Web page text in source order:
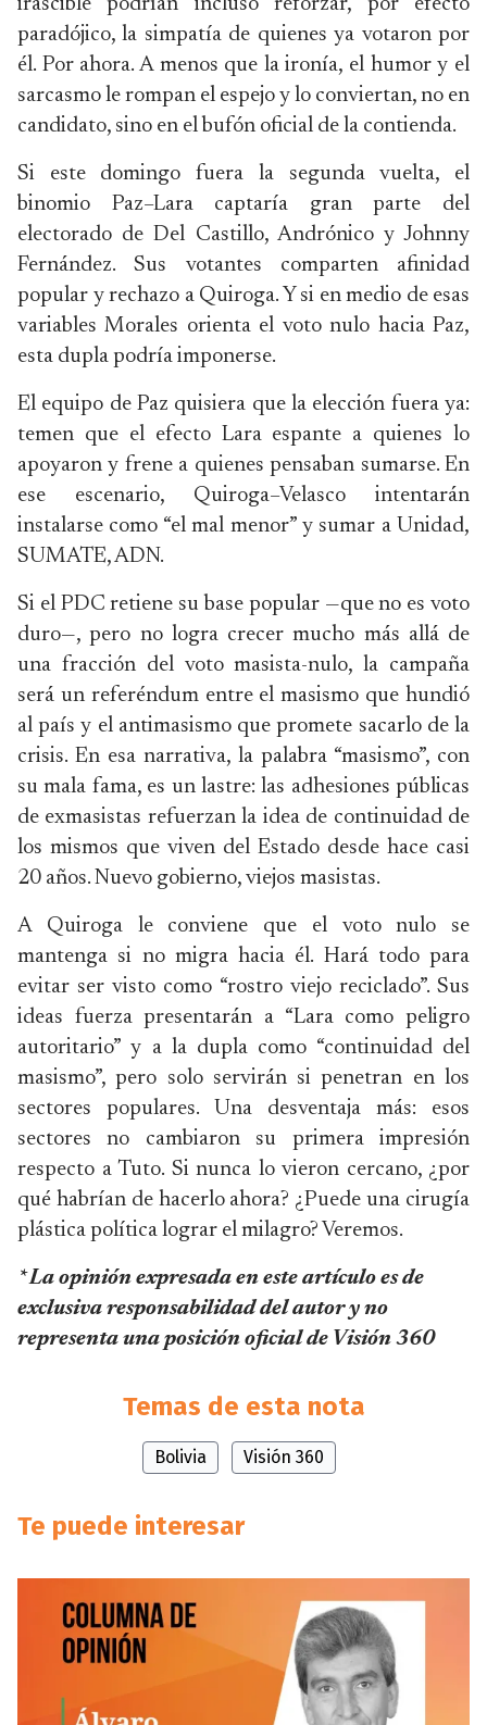
irascible podrían incluso reforzar, por efecto
paradójico, la simpatía de quienes ya votaron por
él. Por ahora. A menos que la ironía, el humor y el
sarcasmo le rompan el espejo y lo conviertan, no en
candidato, sino en el bufón oficial de la contienda.
Si este domingo fuera la segunda vuelta, el
binomio Paz–Lara captaría gran parte del
electorado de Del Castillo, Andrónico y Johnny
Fernández. Sus votantes comparten afinidad
popular y rechazo a Quiroga. Y si en medio de esas
variables Morales orienta el voto nulo hacia Paz,
esta dupla podría imponerse.
El equipo de Paz quisiera que la elección fuera ya:
temen que el efecto Lara espante a quienes lo
apoyaron y frene a quienes pensaban sumarse. En
ese escenario, Quiroga–Velasco intentarán
instalarse como “el mal menor” y sumar a Unidad,
SUMATE, ADN.
Si el PDC retiene su base popular —que no es voto
duro—, pero no logra crecer mucho más allá de
una fracción del voto masista-nulo, la campaña
será un referéndum entre el masismo que hundió
al país y el antimasismo que promete sacarlo de la
crisis. En esa narrativa, la palabra “masismo”, con
su mala fama, es un lastre: las adhesiones públicas
de exmasistas refuerzan la idea de continuidad de
los mismos que viven del Estado desde hace casi
20 años. Nuevo gobierno, viejos masistas.
A Quiroga le conviene que el voto nulo se
mantenga si no migra hacia él. Hará todo para
evitar ser visto como “rostro viejo reciclado”. Sus
ideas fuerza presentarán a “Lara como peligro
autoritario” y a la dupla como “continuidad del
masismo”, pero solo servirán si penetran en los
sectores populares. Una desventaja más: esos
sectores no cambiaron su primera impresión
respecto a Tuto. Si nunca lo vieron cercano, ¿por
qué habrían de hacerlo ahora? ¿Puede una cirugía
plástica política lograr el milagro? Veremos.
* La opinión expresada en este artículo es de
exclusiva responsabilidad del autor y no
representa una posición oficial de Visión 360
Temas de esta nota
Bolivia Visión 360
Te puede interesar